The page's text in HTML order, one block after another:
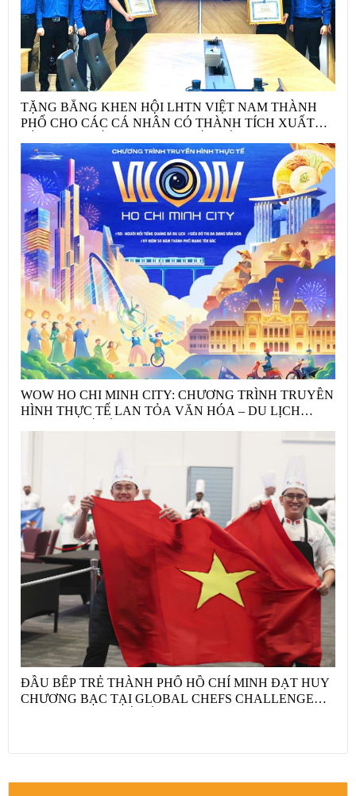
TẶNG BẰNG KHEN HỘI LHTN VIỆT NAM THÀNH
PHỐ CHO CÁC CÁ NHÂN CÓ THÀNH TÍCH XUẤT
WOW HO CHI MINH CITY: CHƯƠNG TRÌNH TRUYỀN
HÌNH THỰC TẾ LAN TỎA VĂN HÓA – DU LỊCH
QUA PHONG TRÀO “TÔI YÊU TỔ QUỐC TÔI”
ĐẦU BẾP TRẺ THÀNH PHỐ HỒ CHÍ MINH ĐẠT HUY
CHƯƠNG BẠC TẠI GLOBAL CHEFS CHALLENGE